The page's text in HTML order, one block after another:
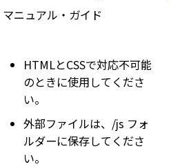
マニュアル・ガイド
HTMLとCSSで対応不可能
のときに使用してくださ
い。
外部ファイルは、/js フォ
ルダーに保存してくださ
い。